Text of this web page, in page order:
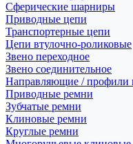
Сферические шарниры
Приводные цепи
Транспортерные цепи
Цепи втулочно-роликовые
Звено переходное
Звено соединительное
Направляющие / профили
Приводные ремни
Зубчатые ремни
Клиновые ремни
Круглые ремни